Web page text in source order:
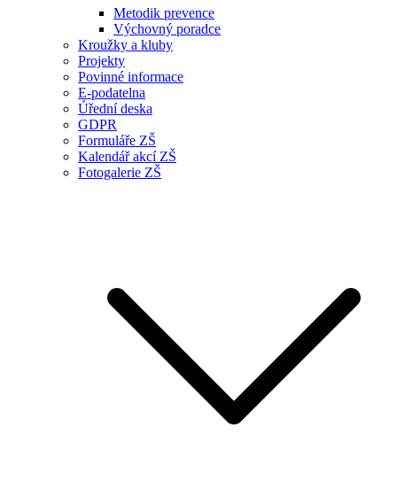
Metodik prevence
Výchovný poradce
Kroužky a kluby
Projekty
Povinné informace
E-podatelna
Úřední deska
GDPR
Formuláře ZŠ
Kalendář akcí ZŠ
Fotogalerie ZŠ